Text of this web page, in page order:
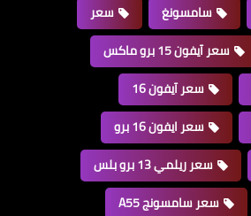
سامسونغ
سعر
سعر آيفون 15 برو ماكس
سعر آيفون 16
سعر ايفون 16 برو
سعر ريلمي 13 برو بلس
سعر سامسونج A55